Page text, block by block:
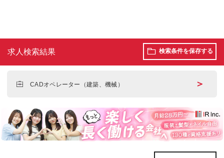
求人検索結果 検索条件を保存する
CADオペレーター（建築、機械） ＞